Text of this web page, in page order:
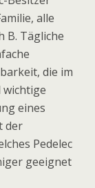
alle
B. Tägliche
die im
eines
der
Pedelec
geeignet